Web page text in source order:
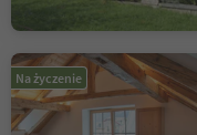
Na życzenie